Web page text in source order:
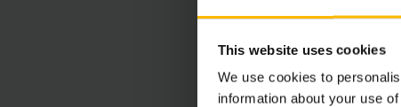
This website uses cookies
We use cookies to
information about your use